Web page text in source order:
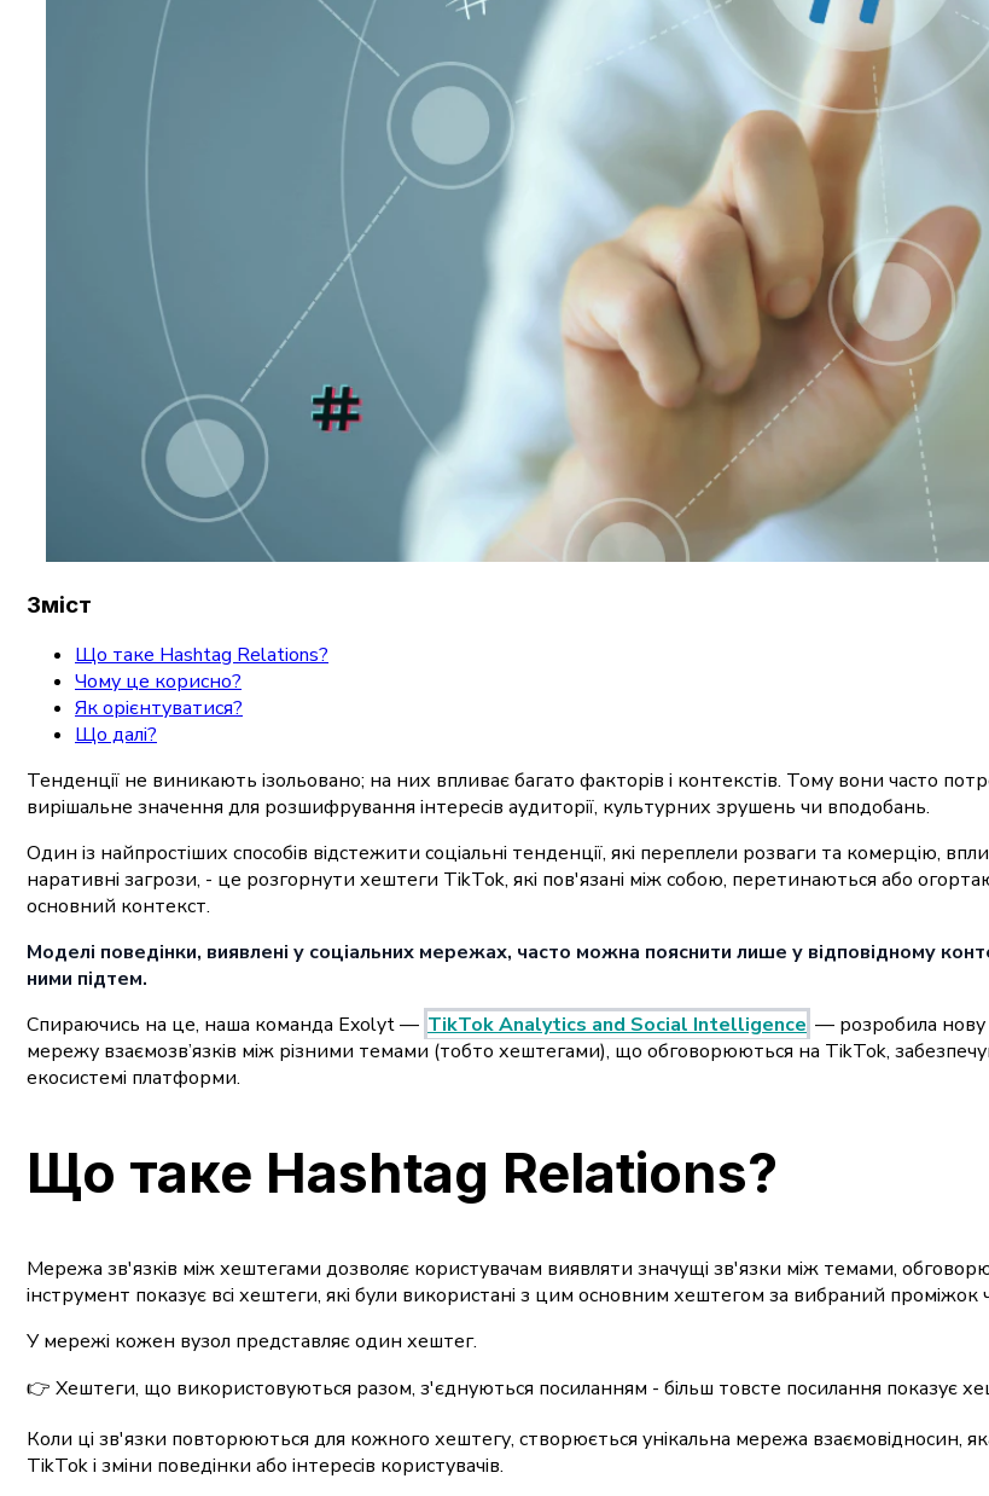
Зміст
Що таке Hashtag Relations?
Чому це корисно?
Як орієнтуватися?
Що далі?
Тенденції не виникають ізольовано; на них впливає багато факторів і контекстів. Тому вони часто
вирішальне значення для розшифрування інтересів аудиторії, культурних зрушень чи вподобань.
Один із найпростіших способів відстежити соціальні тенденції, які переплели розваги та комерцію,
наративні загрози, - це розгорнути хештеги TikTok, які пов'язані між собою, перетинаються або
основний контекст.
Моделі поведінки, виявлені у соціальних мережах, часто можна пояснити лише у відповідному
ними підтем.
Спираючись на це, наша команда Exolyt — TikTok Analytics and Social Intelligence — розробила нову
мережу взаємозв’язків між різними темами (тобто хештегами), що обговорюються на TikTok,
екосистемі платформи.
Що таке Hashtag Relations?
Мережа зв'язків між хештегами дозволяє користувачам виявляти значущі зв'язки між темами,
інструмент показує всі хештеги, які були використані з цим основним хештегом за вибраний проміжок
У мережі кожен вузол представляє один хештег.
👉 Хештеги, що використовуються разом, з'єднуються посиланням - більш товсте посилання показує
Коли ці зв'язки повторюються для кожного хештегу, створюється унікальна мережа взаємовідносин,
TikTok і зміни поведінки або інтересів користувачів.